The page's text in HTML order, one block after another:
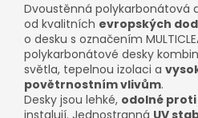
Dvoustěnná polykarbonátová
od kvalitních evropských
o desku s označením
polykarbonátové desky
světla, tepelnou izolaci a
povětrnostním vlivům.
Desky jsou lehké, odolné